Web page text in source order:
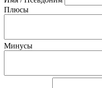
Плюсы
Минусы